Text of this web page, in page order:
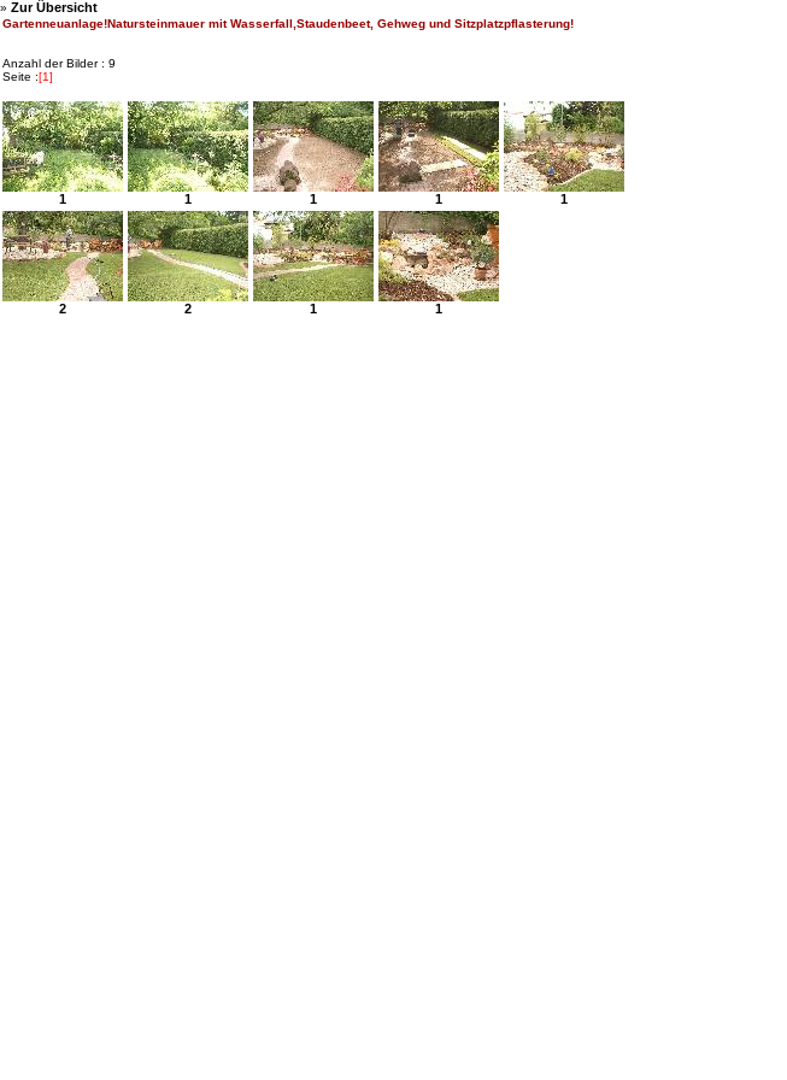
» Zur Übersicht
Gartenneuanlage!Natursteinmauer mit Wasserfall,Staudenbeet, Gehweg und Sitzplatzpflasterung!
Anzahl der Bilder : 9
Seite :[1]
1 1 1 1 1
2 2 1 1